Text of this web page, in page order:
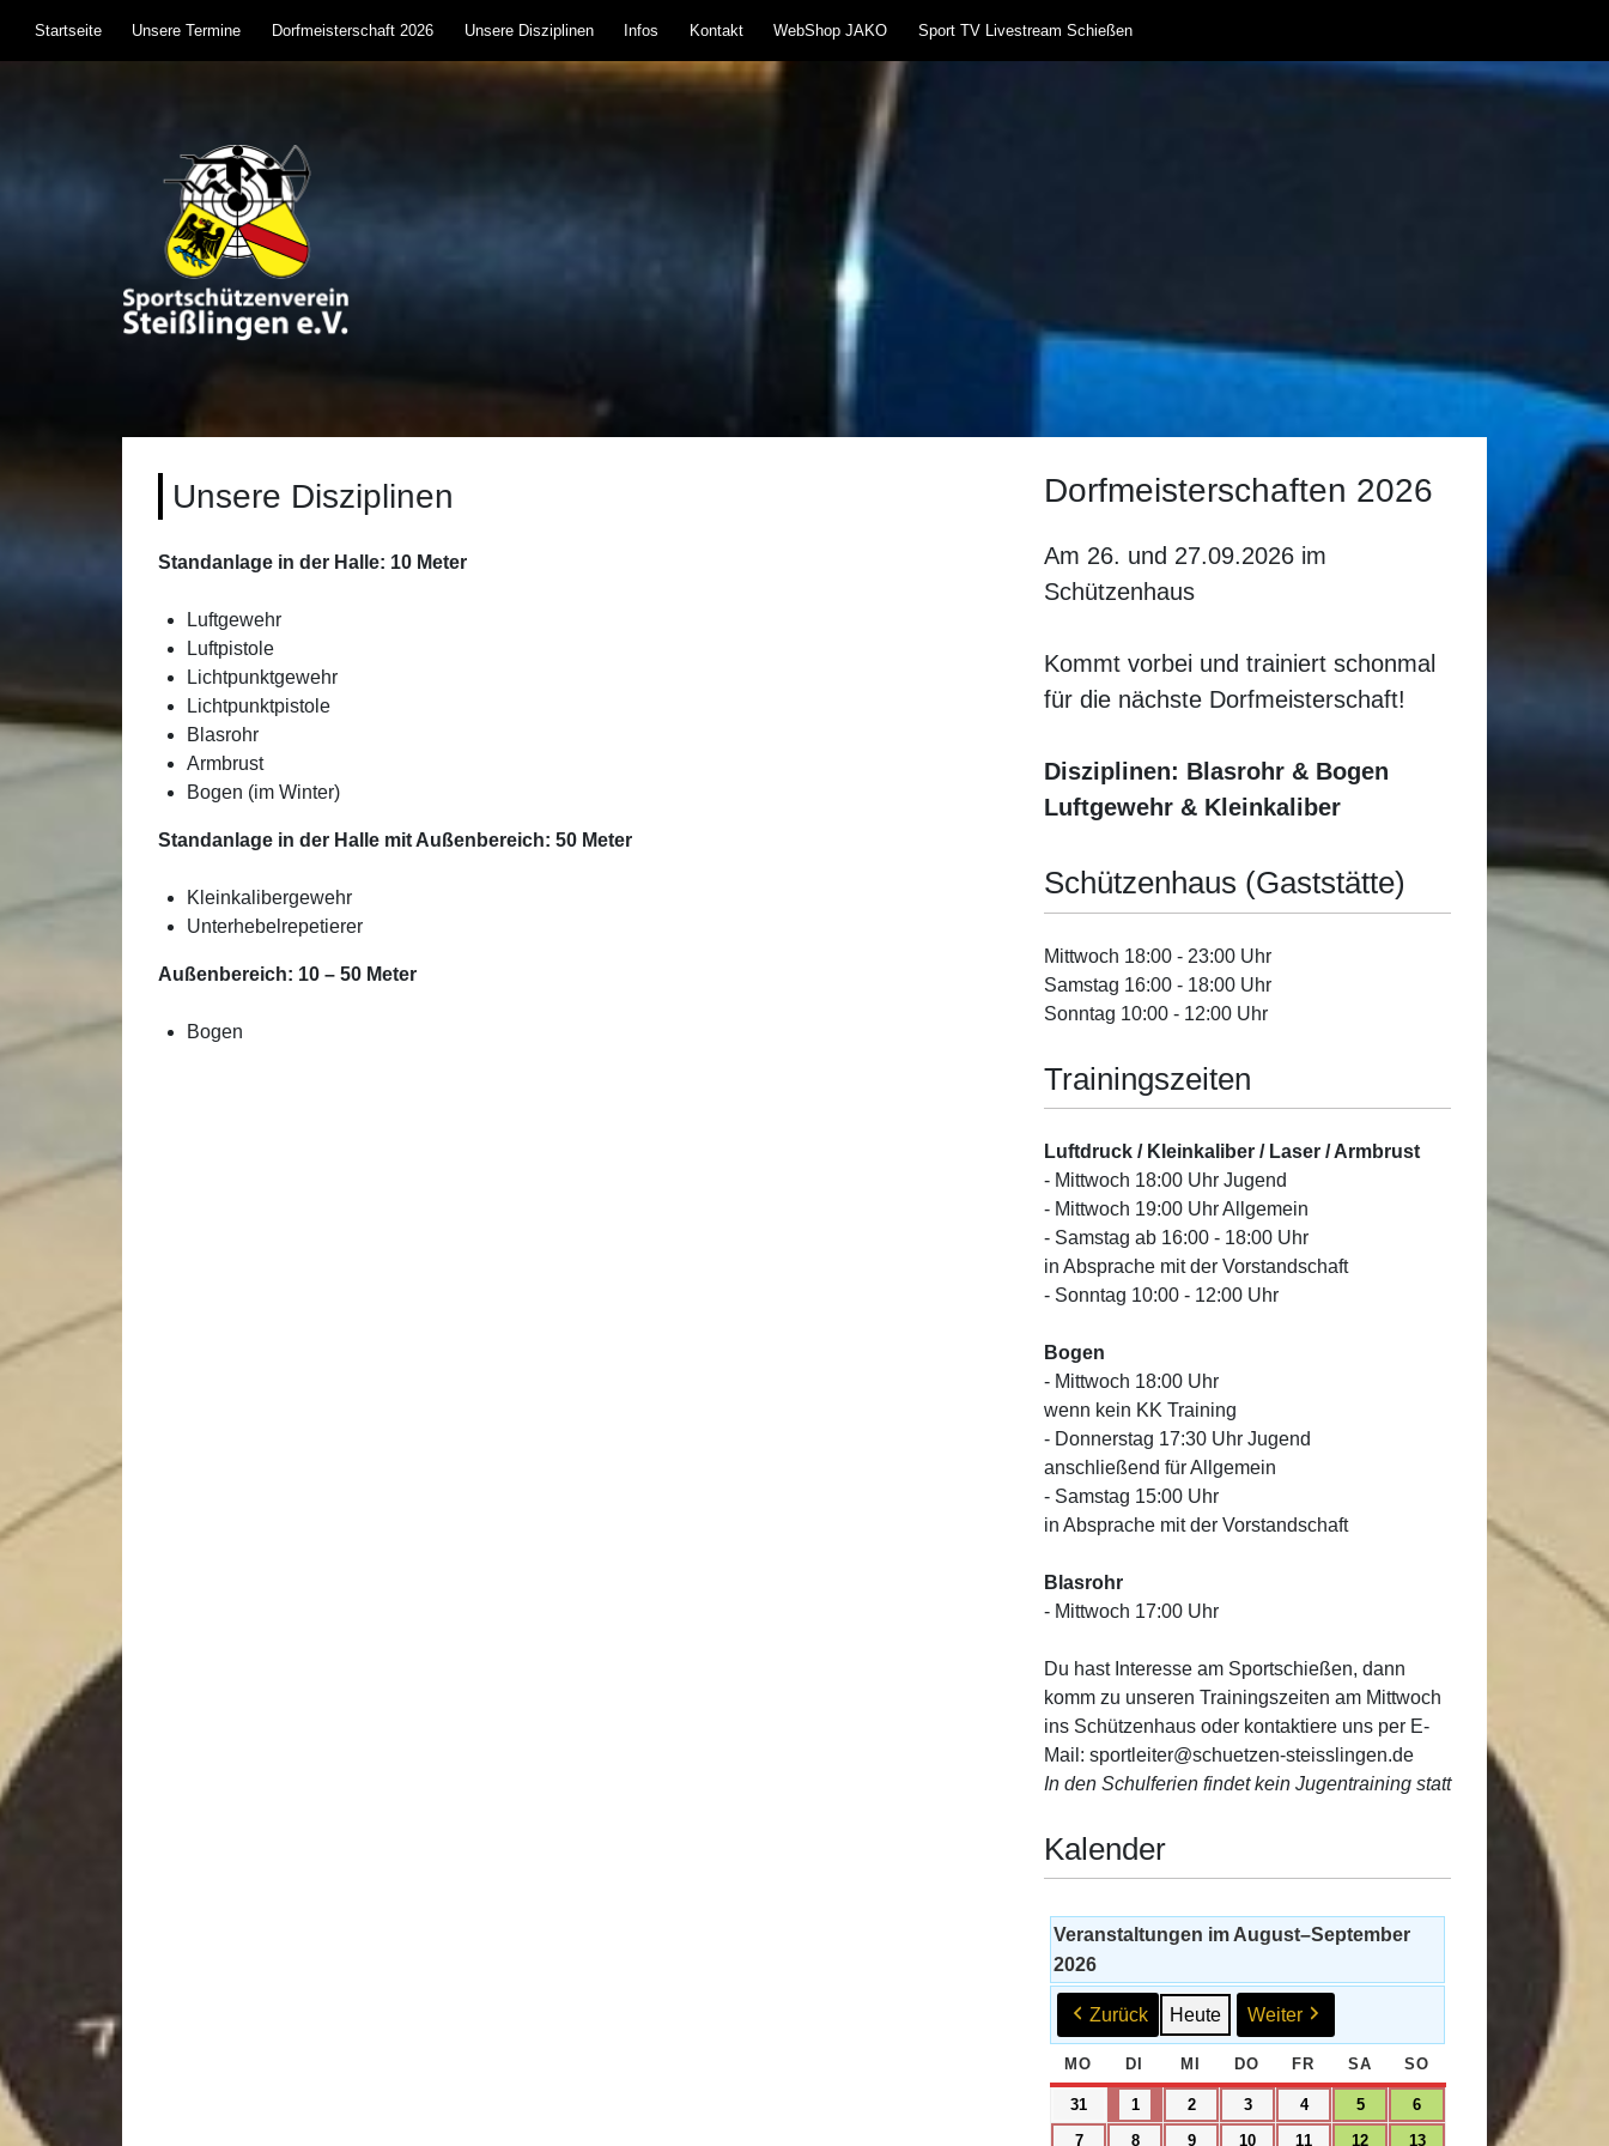
Startseite Unsere Termine Dorfmeisterschaft 2026 Unsere Disziplinen Infos Kontakt WebShop JAKO Sport TV Livestream Schießen
Sportschützenverein Steißlingen 1957 e.V
Unsere Disziplinen
Standanlage in der Halle: 10 Meter
Luftgewehr
Luftpistole
Lichtpunktgewehr
Lichtpunktpistole
Blasrohr
Armbrust
Bogen (im Winter)
Standanlage in der Halle mit Außenbereich: 50 Meter
Kleinkalibergewehr
Unterhebelrepetierer
Außenbereich: 10 – 50 Meter
Bogen
Dorfmeisterschaften 2026
Am 26. und 27.09.2026 im
Schützenhaus
Kommt vorbei und trainiert schonmal
für die nächste Dorfmeisterschaft!
Disziplinen: Blasrohr & Bogen
Luftgewehr & Kleinkaliber
Schützenhaus (Gaststätte)
Mittwoch 18:00 - 23:00 Uhr
Samstag 16:00 - 18:00 Uhr
Sonntag 10:00 - 12:00 Uhr
Trainingszeiten
Luftdruck / Kleinkaliber / Laser / Armbrust
- Mittwoch 18:00 Uhr Jugend
- Mittwoch 19:00 Uhr Allgemein
- Samstag ab 16:00 - 18:00 Uhr
in Absprache mit der Vorstandschaft
- Sonntag 10:00 - 12:00 Uhr
Bogen
- Mittwoch 18:00 Uhr
wenn kein KK Training
- Donnerstag 17:30 Uhr Jugend
anschließend für Allgemein
- Samstag 15:00 Uhr
in Absprache mit der Vorstandschaft
Blasrohr
- Mittwoch 17:00 Uhr
Du hast Interesse am Sportschießen, dann
komm zu unseren Trainingszeiten am Mittwoch
ins Schützenhaus oder kontaktiere uns per E-
Mail: sportleiter@schuetzen-steisslingen.de
In den Schulferien findet kein Jugentraining statt
Kalender
Veranstaltungen im August–September
2026
Zurück Heute Weiter
MO MONTAG
DI DIENSTAG
MI MITTWOCH
DO DONNERSTAG
FR FREITAG
SA SAMSTAG
SO
31
August
1
September
2
September
3
September
4
September
5
September
6
September
7 8 9 10 11 12 13